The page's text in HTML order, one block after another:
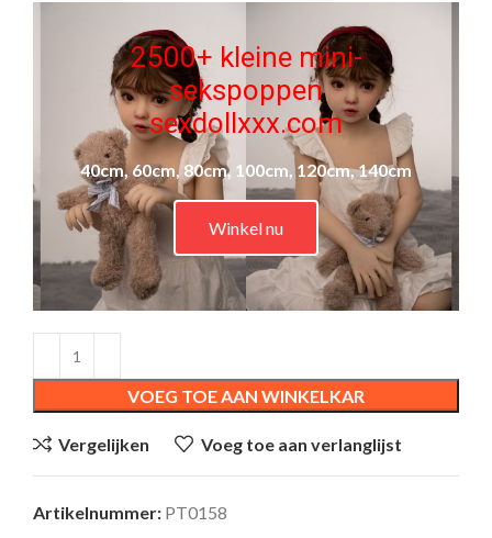
2500+ kleine mini-
sekspoppen
sexdollxxx.com
40cm, 60cm, 80cm, 100cm, 120cm, 140cm
Winkel nu
VOEG TOE AAN WINKELKAR
Vergelijken Voeg toe aan verlanglijst
Artikelnummer: PT0158